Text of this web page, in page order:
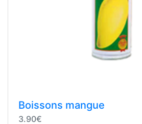
Boissons mangue
3.90€